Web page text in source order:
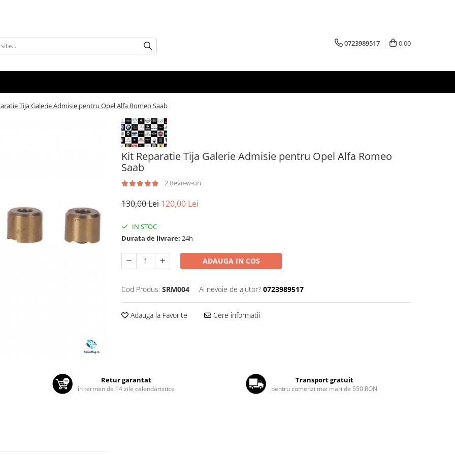
0723989517 0,00
Tija Galerie Admisie pentru Opel Alfa Romeo Saab
Kit Reparatie Tija Galerie Admisie pentru Opel Alfa Romeo
Saab
2 Review-uri
130,00 Lei 120,00 Lei
IN STOC
Durata de livrare: 24h
ADAUGA IN COS
Cod Produs: SRM004 Ai nevoie de ajutor? 0723989517
Adauga la Favorite Cere informatii
Retur garantat
în termen de 14 zile calendaristice
Transport gratuit
pentru comenzi mai mari de 550 RON